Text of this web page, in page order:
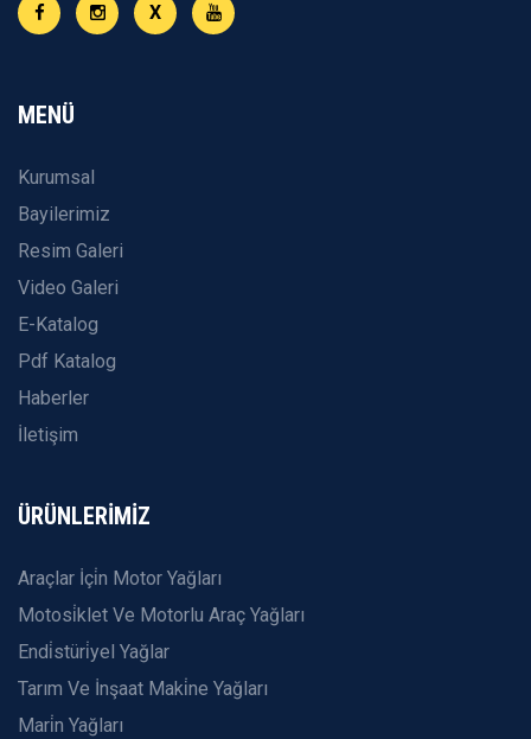
X
MENÜ
Kurumsal
Bayilerimiz
Resim Galeri
Video Galeri
E-Katalog
Pdf Katalog
Haberler
İletişim
ÜRÜNLERİMİZ
Araçlar İçi̇n Motor Yağları
Motosi̇klet Ve Motorlu Araç Yağları
Endi̇stüri̇yel Yağlar
Tarım Ve İnşaat Maki̇ne Yağları
Mari̇n Yağları